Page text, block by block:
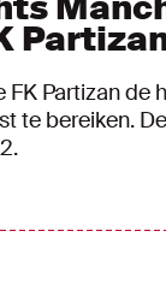
FK Partizan de
te bereiken.